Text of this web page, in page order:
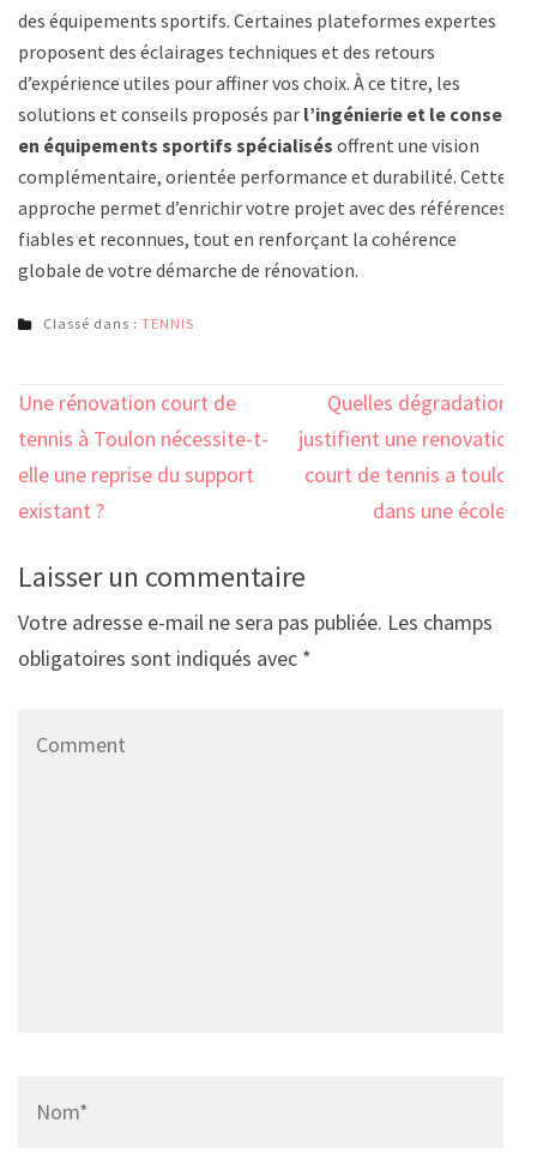
des équipements sportifs. Certaines plateformes expertes
proposent des éclairages techniques et des retours
d’expérience utiles pour affiner vos choix. À ce titre, les
solutions et conseils proposés par l’ingénierie et le conseil
en équipements sportifs spécialisés offrent une vision
complémentaire, orientée performance et durabilité. Cette
approche permet d’enrichir votre projet avec des références
fiables et reconnues, tout en renforçant la cohérence
globale de votre démarche de rénovation.
Classé dans : TENNIS
Navigation
de
l’article
Une rénovation court de
tennis à Toulon nécessite-t-
elle une reprise du support
existant ?
Quelles dégradations
justifient une renovation
court de tennis a toulon
dans une école ?
Laisser un commentaire
Votre adresse e-mail ne sera pas publiée. Les champs
obligatoires sont indiqués avec *